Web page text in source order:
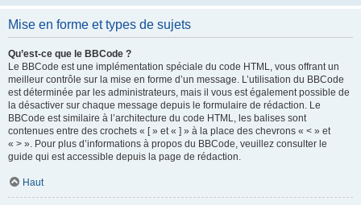
Mise en forme et types de sujets
Qu’est-ce que le BBCode ?
Le BBCode est une implémentation spéciale du code HTML, vous offrant un
meilleur contrôle sur la mise en forme d’un message. L’utilisation du BBCode
est déterminée par les administrateurs, mais il vous est également possible de
la désactiver sur chaque message depuis le formulaire de rédaction. Le
BBCode est similaire à l’architecture du code HTML, les balises sont
contenues entre des crochets « [ » et « ] » à la place des chevrons « < » et
« > ». Pour plus d’informations à propos du BBCode, veuillez consulter le
guide qui est accessible depuis la page de rédaction.
Haut